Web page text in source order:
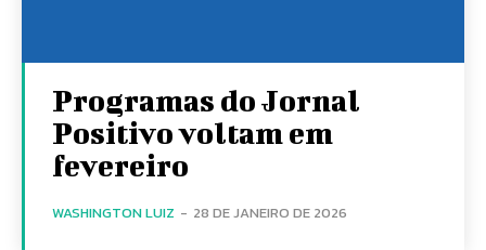
Programas do Jornal
Positivo voltam em
fevereiro
WASHINGTON LUIZ - 28 DE JANEIRO DE 2026